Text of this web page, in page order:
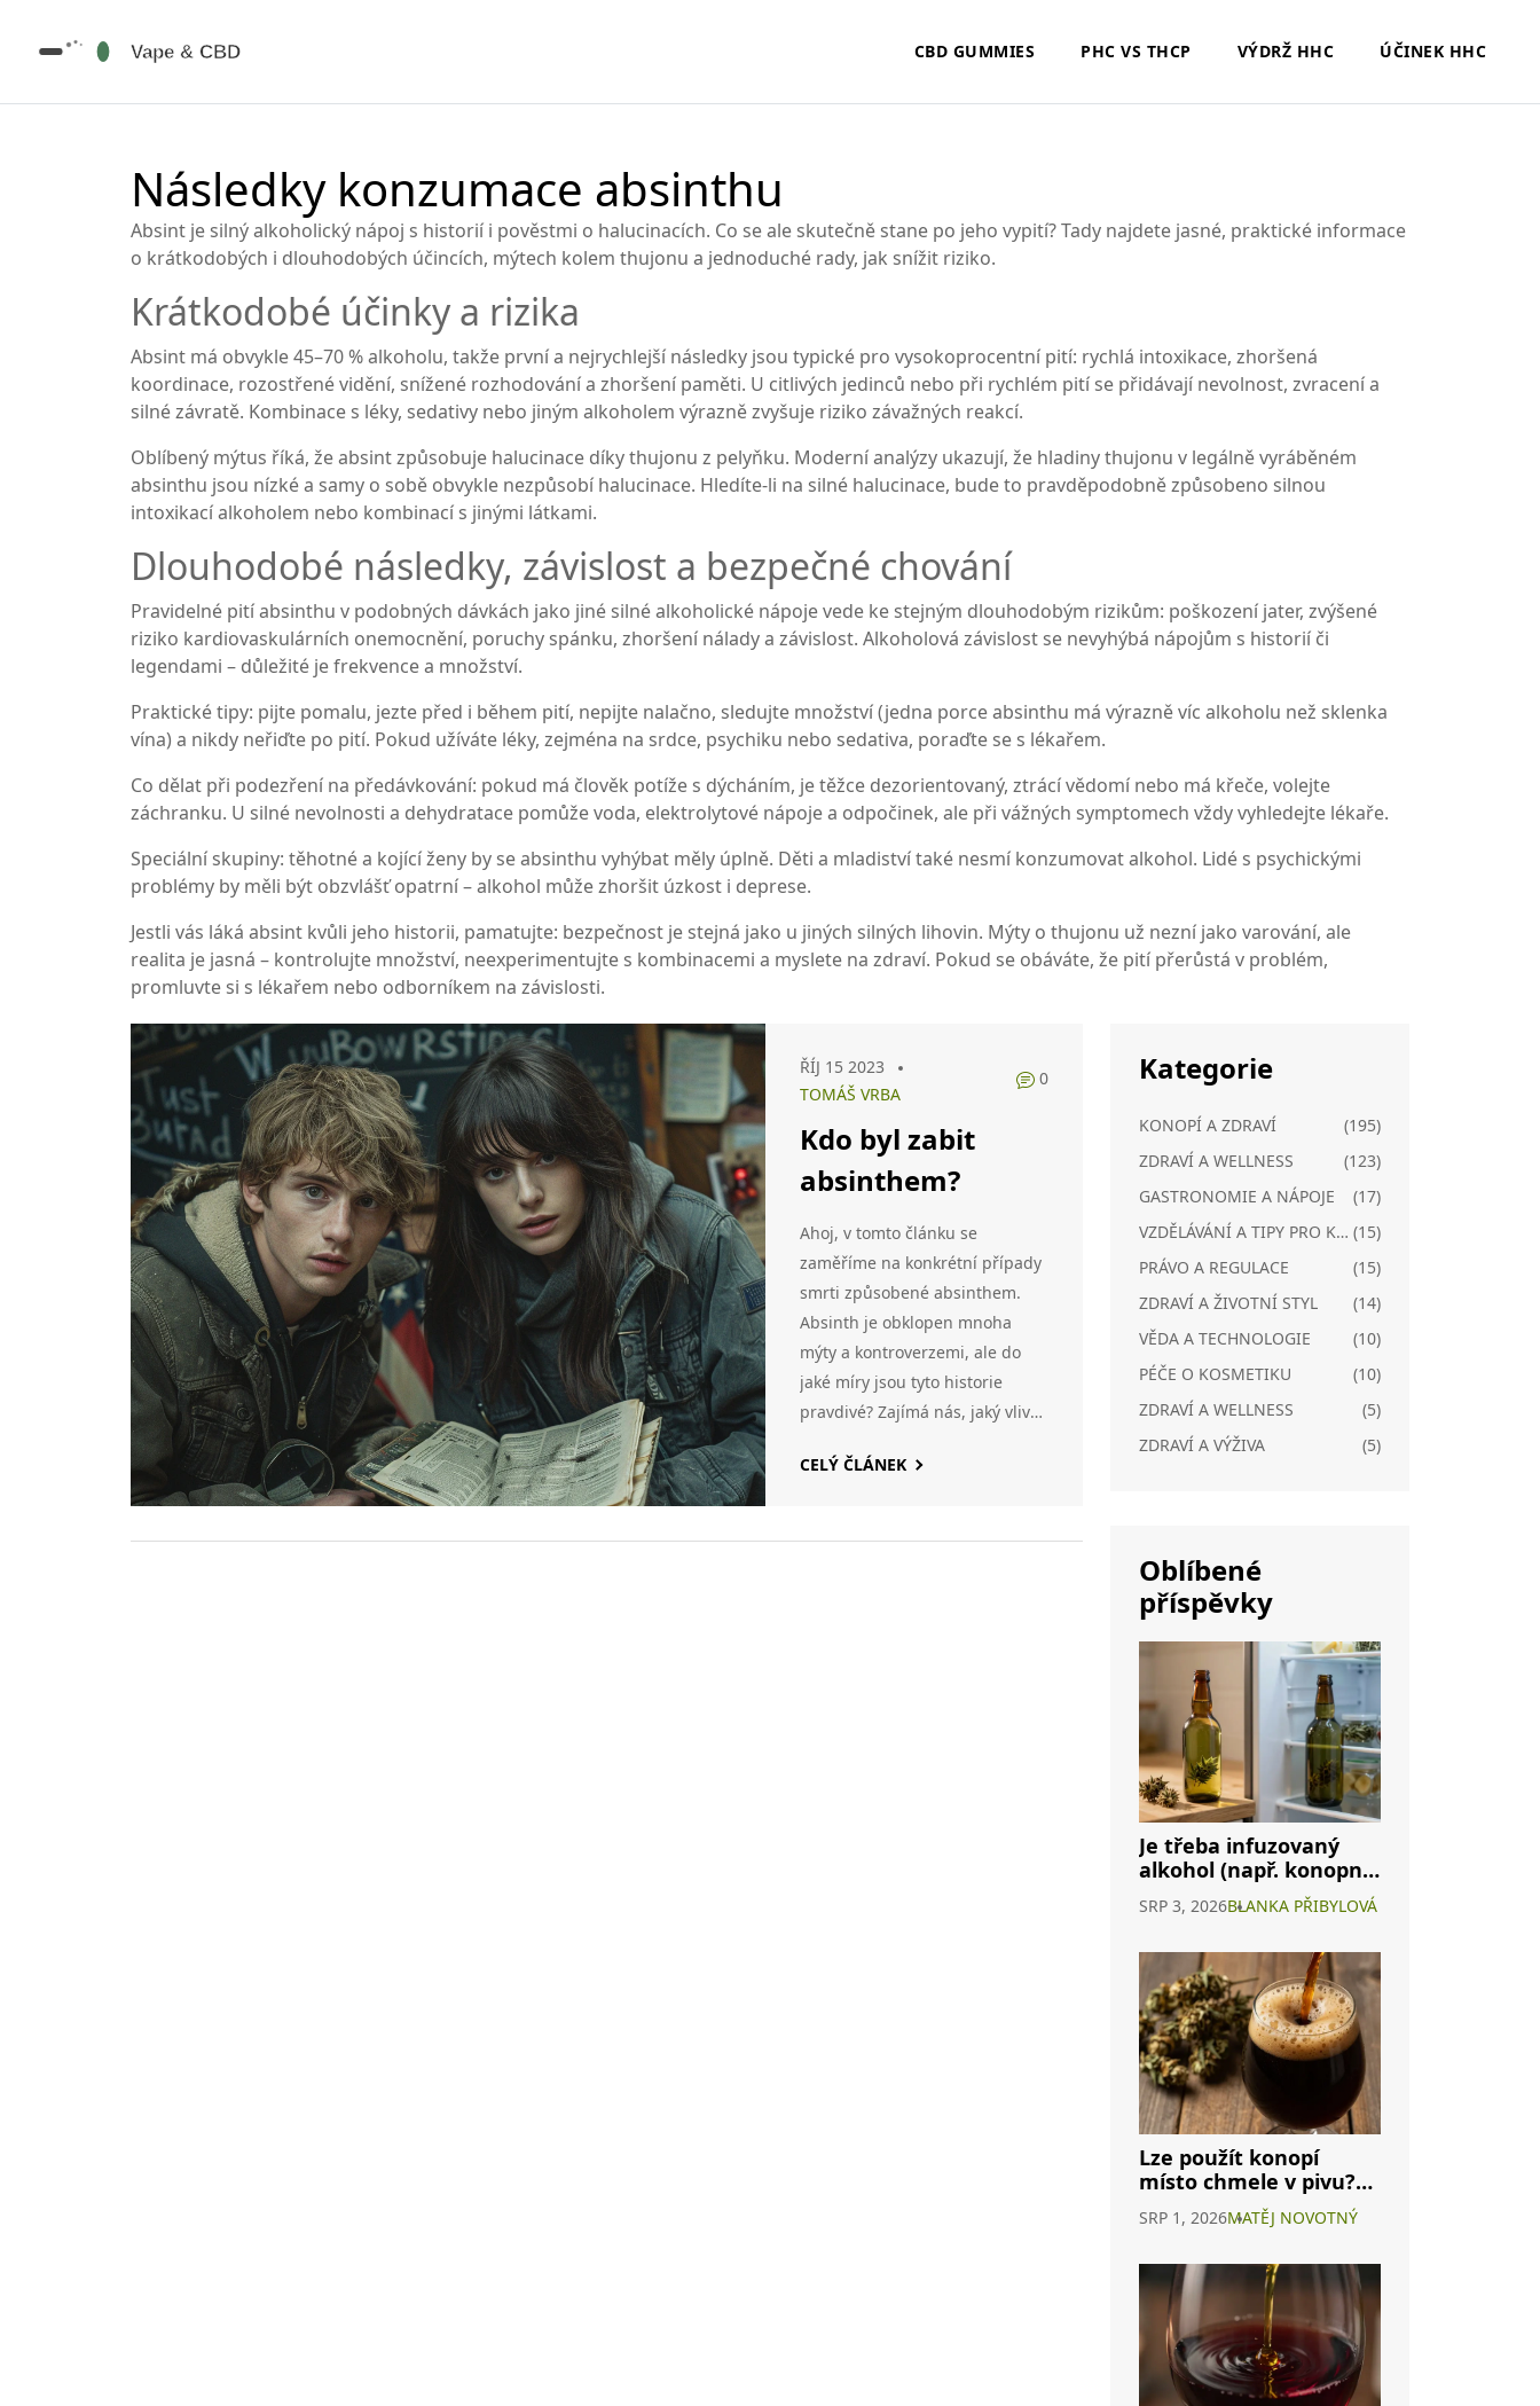
CBD GUMMIES PHC VS THCP VÝDRŽ HHC ÚČINEK HHC
Následky konzumace absinthu
Absint je silný alkoholický nápoj s historií i pověstmi o halucinacích. Co se ale skutečně stane po jeho vypití? Tady najdete jasné, praktické informace
o krátkodobých i dlouhodobých účincích, mýtech kolem thujonu a jednoduché rady, jak snížit riziko.
Krátkodobé účinky a rizika
Absint má obvykle 45–70 % alkoholu, takže první a nejrychlejší následky jsou typické pro vysokoprocentní pití: rychlá intoxikace, zhoršená
koordinace, rozostřené vidění, snížené rozhodování a zhoršení paměti. U citlivých jedinců nebo při rychlém pití se přidávají nevolnost, zvracení a
silné závratě. Kombinace s léky, sedativy nebo jiným alkoholem výrazně zvyšuje riziko závažných reakcí.
Oblíbený mýtus říká, že absint způsobuje halucinace díky thujonu z pelyňku. Moderní analýzy ukazují, že hladiny thujonu v legálně vyráběném
absinthu jsou nízké a samy o sobě obvykle nezpůsobí halucinace. Hledíte-li na silné halucinace, bude to pravděpodobně způsobeno silnou
intoxikací alkoholem nebo kombinací s jinými látkami.
Dlouhodobé následky, závislost a bezpečné chování
Pravidelné pití absinthu v podobných dávkách jako jiné silné alkoholické nápoje vede ke stejným dlouhodobým rizikům: poškození jater, zvýšené
riziko kardiovaskulárních onemocnění, poruchy spánku, zhoršení nálady a závislost. Alkoholová závislost se nevyhýbá nápojům s historií či
legendami – důležité je frekvence a množství.
Praktické tipy: pijte pomalu, jezte před i během pití, nepijte nalačno, sledujte množství (jedna porce absinthu má výrazně víc alkoholu než sklenka
vína) a nikdy neřiďte po pití. Pokud užíváte léky, zejména na srdce, psychiku nebo sedativa, poraďte se s lékařem.
Co dělat při podezření na předávkování: pokud má člověk potíže s dýcháním, je těžce dezorientovaný, ztrácí vědomí nebo má křeče, volejte
záchranku. U silné nevolnosti a dehydratace pomůže voda, elektrolytové nápoje a odpočinek, ale při vážných symptomech vždy vyhledejte lékaře.
Speciální skupiny: těhotné a kojící ženy by se absinthu vyhýbat měly úplně. Děti a mladiství také nesmí konzumovat alkohol. Lidé s psychickými
problémy by měli být obzvlášť opatrní – alkohol může zhoršit úzkost i deprese.
Jestli vás láká absint kvůli jeho historii, pamatujte: bezpečnost je stejná jako u jiných silných lihovin. Mýty o thujonu už nezní jako varování, ale
realita je jasná – kontrolujte množství, neexperimentujte s kombinacemi a myslete na zdraví. Pokud se obáváte, že pití přerůstá v problém,
promluvte si s lékařem nebo odborníkem na závislosti.
ŘÍJ 15 2023
TOMÁŠ VRBA
0
Kdo byl zabit
absinthem?
Ahoj, v tomto článku se
zaměříme na konkrétní případy
smrti způsobené absinthem.
Absinth je obklopen mnoha
mýty a kontroverzemi, ale do
jaké míry jsou tyto historie
pravdivé? Zajímá nás, jaký vliv
jaké tragédie může způsobit.
CELÝ ČLÁNEK
Kategorie
KONOPÍ A ZDRAVÍ
(195)
ZDRAVÍ A WELLNESS
(123)
GASTRONOMIE A NÁPOJE
(17)
VZDĚLÁVÁNÍ A TIPY PRO KONOPÍ (15)
PRÁVO A REGULACE
(15)
ZDRAVÍ A ŽIVOTNÍ STYL
(14)
VĚDA A TECHNOLOGIE
(10)
PÉČE O KOSMETIKU
(10)
ZDRAVÍ A WELLNESS
(5)
ZDRAVÍ A VÝŽIVA
(5)
Oblíbené
příspěvky
Je třeba infuzovaný
alkohol (např. konopné
víno) skladovat v
lednici? Kompletní
SRP 3, 2026BLANKA PŘIBYLOVÁ
Lze použít konopí
místo chmele v pivu?
cannabisovým pivem
SRP 1, 2026MATĚJ NOVOTNÝ